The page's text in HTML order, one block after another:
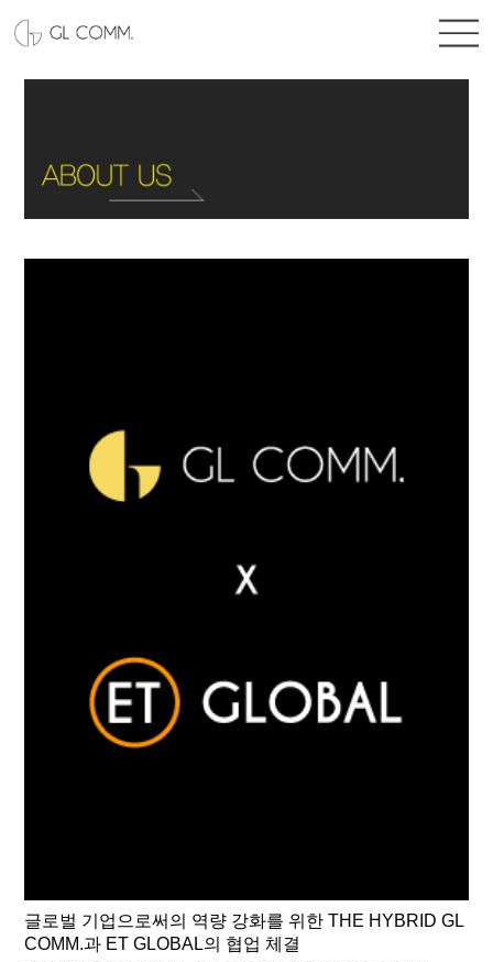
글로벌 기업으로써의 역량 강화를 위한 THE HYBRID GL
COMM.과 ET GLOBAL의 협업 체결